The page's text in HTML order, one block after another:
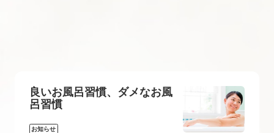
良いお風呂習慣、ダメなお風
呂習慣
お知らせ